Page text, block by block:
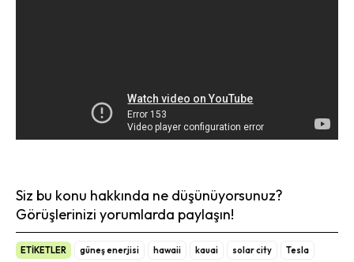
Siz bu konu hakkında ne düşünüyorsunuz?
Görüşlerinizi yorumlarda paylaşın!
ETİKETLER güneş enerjisi hawaii kauai solar city Tesla